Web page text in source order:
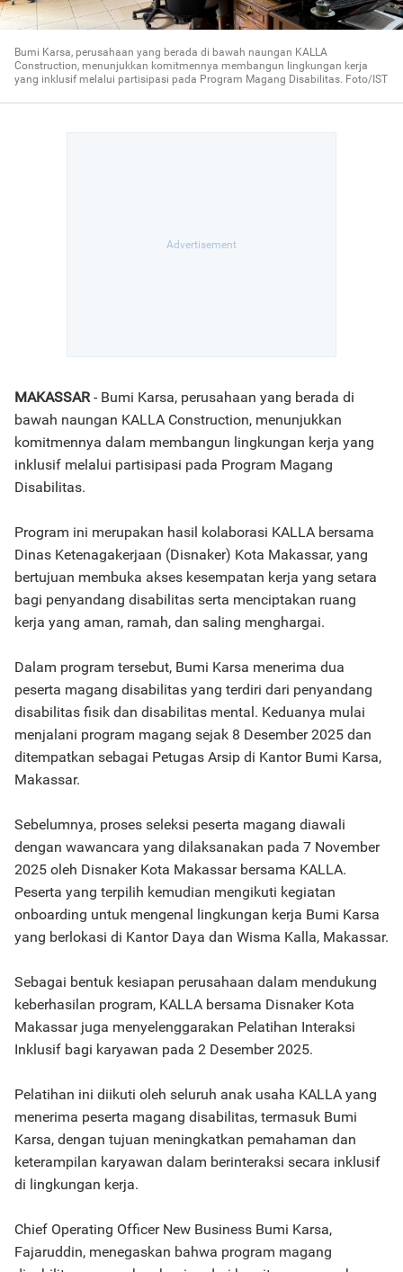
Bumi Karsa, perusahaan yang berada di bawah naungan KALLA
Construction, menunjukkan komitmennya membangun lingkungan kerja
yang inklusif melalui partisipasi pada Program Magang Disabilitas. Foto/IST
MAKASSAR- Bumi Karsa, perusahaan yang berada di
bawah naungan KALLA Construction, menunjukkan
komitmennya dalam membangun lingkungan kerja yang
inklusif melalui partisipasi pada Program Magang
Disabilitas.
Program ini merupakan hasil kolaborasi KALLA bersama
Dinas Ketenagakerjaan (Disnaker) Kota Makassar, yang
bertujuan membuka akses kesempatan kerja yang setara
bagi penyandang disabilitas serta menciptakan ruang
kerja yang aman, ramah, dan saling menghargai.
Dalam program tersebut, Bumi Karsa menerima dua
peserta magang disabilitas yang terdiri dari penyandang
disabilitas fisik dan disabilitas mental. Keduanya mulai
menjalani program magang sejak 8 Desember 2025 dan
ditempatkan sebagai Petugas Arsip di Kantor Bumi Karsa,
Makassar.
Sebelumnya, proses seleksi peserta magang diawali
dengan wawancara yang dilaksanakan pada 7 November
2025 oleh Disnaker Kota Makassar bersama KALLA.
Peserta yang terpilih kemudian mengikuti kegiatan
onboarding untuk mengenal lingkungan kerja Bumi Karsa
yang berlokasi di Kantor Daya dan Wisma Kalla, Makassar.
Sebagai bentuk kesiapan perusahaan dalam mendukung
keberhasilan program, KALLA bersama Disnaker Kota
Makassar juga menyelenggarakan Pelatihan Interaksi
Inklusif bagi karyawan pada 2 Desember 2025.
Pelatihan ini diikuti oleh seluruh anak usaha KALLA yang
menerima peserta magang disabilitas, termasuk Bumi
Karsa, dengan tujuan meningkatkan pemahaman dan
keterampilan karyawan dalam berinteraksi secara inklusif
di lingkungan kerja.
Chief Operating Officer New Business Bumi Karsa,
Fajaruddin, menegaskan bahwa program magang